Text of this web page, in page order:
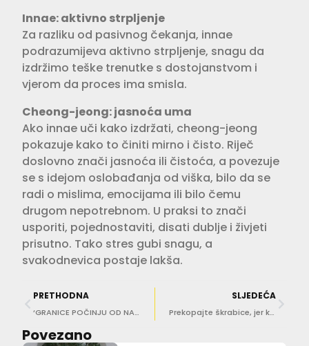
Innae: aktivno strpljenje
Za razliku od pasivnog čekanja, innae
podrazumijeva aktivno strpljenje, snagu da
izdržimo teške trenutke s dostojanstvom i
vjerom da proces ima smisla.
Cheong-jeong: jasnoća uma
Ako innae uči kako izdržati, cheong-jeong
pokazuje kako to činiti mirno i čisto. Riječ
doslovno znači jasnoća ili čistoća, a povezuje
se s idejom oslobađanja od viška, bilo da se
radi o mislima, emocijama ili bilo čemu
drugom nepotrebnom. U praksi to znači
usporiti, pojednostaviti, disati dublje i živjeti
prisutno. Tako stres gubi snagu, a
svakodnevica postaje lakša.
PRETHODNA
‘GRANICE POČINJU OD NAS SAMIH!’ Interaktivno predavanje za roditelje
SLJEDEĆA
Prekopajte škrabice, jer kovanice kuna možete zamijeniti u HNB-u do kraja godine!
Povezano